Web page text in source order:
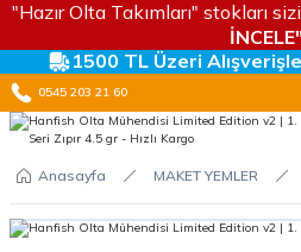
"Hazır Olta Takımları" stokları
1500 TL Üzeri
0545 203 21 60
Anasayfa MAKET YEMLER